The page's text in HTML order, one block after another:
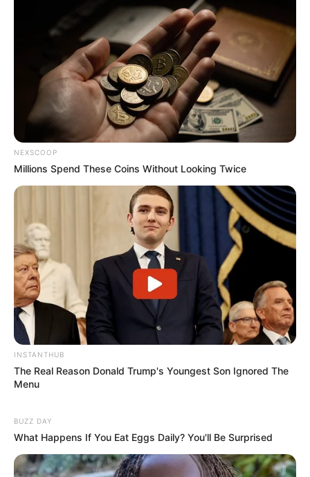
Cosplay Murah Pakai Bahan
Anti Mainstream, 10 Cara
Membawa Barang Belanjaan
Versi Warga Thailand
Langka Banget! 10 Pose Lucu
Katak yang Bikin Ketawa
Gemes
NEXSCOOP
Millions Spend These Coins Without Looking Twice
INSTANTHUB
The Real Reason Donald Trump's Youngest Son Ignored The
Menu
BUZZ DAY
What Happens If You Eat Eggs Daily? You'll Be Surprised